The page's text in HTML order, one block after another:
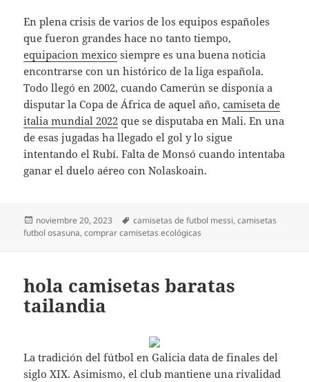
En plena crisis de varios de los equipos españoles
que fueron grandes hace no tanto tiempo,
equipacion mexico siempre es una buena noticia
encontrarse con un histórico de la liga española.
Todo llegó en 2002, cuando Camerún se disponía a
disputar la Copa de África de aquel año,camiseta de
italia mundial 2022 que se disputaba en Mali. En una
de esas jugadas ha llegado el gol y lo sigue
intentando el Rubí. Falta de Monsó cuando intentaba
ganar el duelo aéreo con Nolaskoain.
Publicado
el
noviembre 20, 2023 Etiquetas
camisetas de futbol messi,camisetas
futbol osasuna,comprar camisetas ecológicas
hola camisetas baratas
tailandia
La tradición del fútbol en Galicia data de finales del
siglo XIX. Asimismo, el club mantiene una rivalidad